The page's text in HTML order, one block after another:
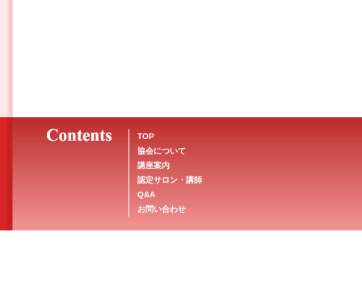
TOP
協会について
講座案内
認定サロン・講師
Q&A
お問い合わせ